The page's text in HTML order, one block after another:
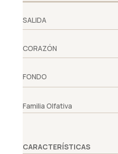
SALIDA
CORAZÓN
FONDO
Familia Olfativa
CARACTERÍSTICAS